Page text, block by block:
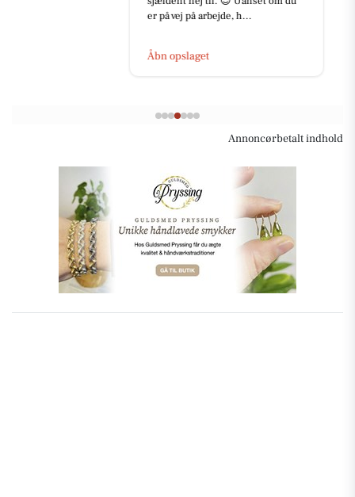
er på vej på arbejde, h...
Åbn opslaget
Annoncørbetalt indhold